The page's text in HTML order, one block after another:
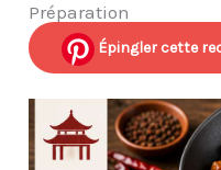
Préparation
Épingler cette